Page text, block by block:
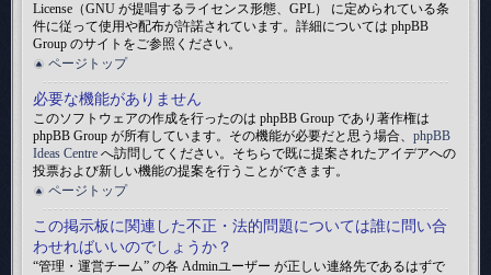
License（GNU が提唱するライセンス形態、GPL） に定められている条
件に従って使用や配布が許諾されています。詳細については phpBB
Group のサイトをご参照ください。
ページトップ
必要な機能がありません
このソフトウェアの作成を行ったのは phpBB Group であり著作権は
phpBB Group が所有しています。その機能が必要だと思う場合、 phpBB
Ideas Centre へ訪問してください。そちらで既に提案されたアイデアへの
投票および新しい機能の提案を行うことができます。
ページトップ
この掲示板に関連した不正・法的問題については誰に問い合
わせればいいのでしょうか？
“管理・運営チーム” の各 Adminユーザー が正しい連絡先であるはずで